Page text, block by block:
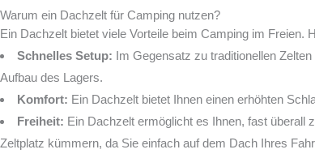
Warum ein Dachzelt für Camping nutzen?
Ein Dachzelt bietet viele Vorteile beim Camping im Freien.
Schnelles Setup: Im Gegensatz zu traditionellen
Aufbau des Lagers.
Komfort: Ein Dachzelt bietet Ihnen einen erhöhten
Freiheit: Ein Dachzelt ermöglicht es Ihnen, fast überall
Zeltplatz kümmern, da Sie einfach auf dem Dach Ihres